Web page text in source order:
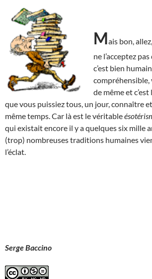
Mais bon,
ne l’acceptez
c’est bien
compréhensible,
de même et
que vous puissiez tous, un jour, connaître
même temps. Car là est le véritable
qui existait encore il y a quelques six mille
(trop) nombreuses traditions humaines
l’éclat.
Serge Baccino